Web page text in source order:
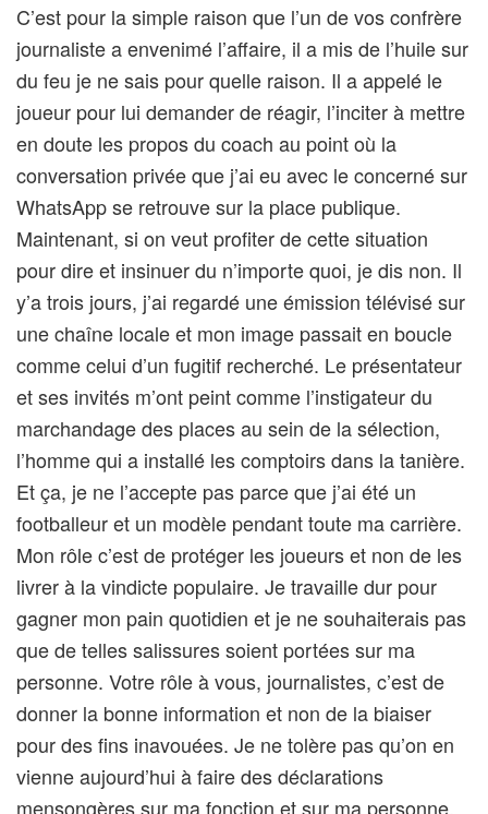
C’est pour la simple raison que l’un de vos confrère
journaliste a envenimé l’affaire, il a mis de l’huile sur
du feu je ne sais pour quelle raison. Il a appelé le
joueur pour lui demander de réagir, l’inciter à mettre
en doute les propos du coach au point où la
conversation privée que j’ai eu avec le concerné sur
WhatsApp se retrouve sur la place publique.
Maintenant, si on veut profiter de cette situation
pour dire et insinuer du n’importe quoi, je dis non. Il
y’a trois jours, j’ai regardé une émission télévisé sur
une chaîne locale et mon image passait en boucle
comme celui d’un fugitif recherché. Le présentateur
et ses invités m’ont peint comme l’instigateur du
marchandage des places au sein de la sélection,
l’homme qui a installé les comptoirs dans la tanière.
Et ça, je ne l’accepte pas parce que j’ai été un
footballeur et un modèle pendant toute ma carrière.
Mon rôle c’est de protéger les joueurs et non de les
livrer à la vindicte populaire. Je travaille dur pour
gagner mon pain quotidien et je ne souhaiterais pas
que de telles salissures soient portées sur ma
personne. Votre rôle à vous, journalistes, c’est de
donner la bonne information et non de la biaiser
pour des fins inavouées. Je ne tolère pas qu’on en
vienne aujourd’hui à faire des déclarations
mensongères sur ma fonction et sur ma personne.